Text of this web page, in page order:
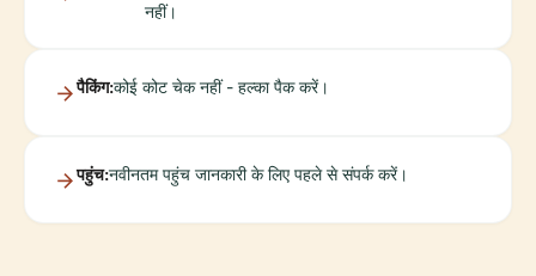
नहीं।
पैकिंग:कोई कोट चेक नहीं - हल्का पैक करें।
पहुंच:नवीनतम पहुंच जानकारी के लिए पहले से संपर्क करें।